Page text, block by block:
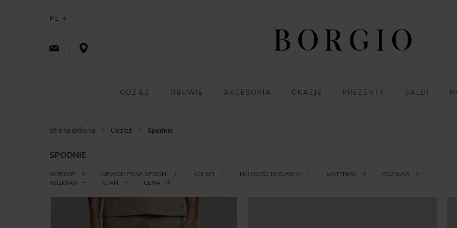
PL
ODZIEŻ OBUWIE AKCESORIA OKAZJE PREZENTY SALDI
Strona główna Odzież Spodnie
SPODNIE
WZROST OBWÓD PASA SPODNI KOLOR DŁUGOŚĆ NOGAWKI MATERIAŁ
ROZMIAR
ROZMIAR
STAN CENA